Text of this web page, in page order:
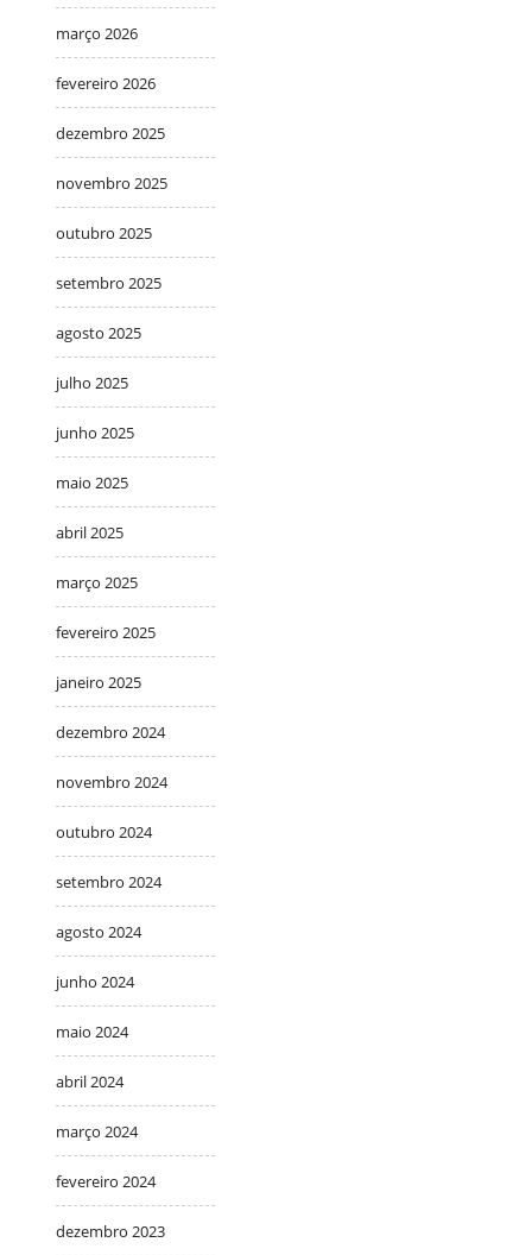
março 2026
fevereiro 2026
dezembro 2025
novembro 2025
outubro 2025
setembro 2025
agosto 2025
julho 2025
junho 2025
maio 2025
abril 2025
março 2025
fevereiro 2025
janeiro 2025
dezembro 2024
novembro 2024
outubro 2024
setembro 2024
agosto 2024
junho 2024
maio 2024
abril 2024
março 2024
fevereiro 2024
dezembro 2023